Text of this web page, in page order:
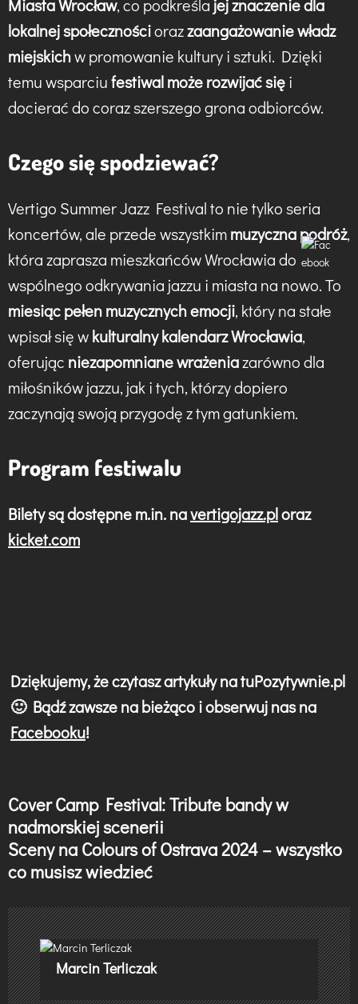
Miasta Wrocław, co podkreśla jej znaczenie dla
lokalnej społecznościorazzaangażowanie władz
miejskichw promowanie kultury i sztuki. Dzięki
temu wsparciufestiwal może rozwijać sięi
docierać do coraz szerszego grona odbiorców.
Czego się spodziewać?
Vertigo Summer Jazz Festival to nie tylko seria
koncertów, ale przede wszystkimmuzyczna podróż,
która zaprasza mieszkańców Wrocławia do
wspólnego odkrywania jazzu i miasta na nowo. To
miesiąc pełen muzycznych emocji, który na stałe
wpisał się wkulturalny kalendarz Wrocławia,
oferując niezapomniane wrażeniazarówno dla
miłośników jazzu, jak i tych, którzy dopiero
zaczynają swoją przygodę z tym gatunkiem.
Program festiwalu
Bilety są dostępne m.in. navertigojazz.ploraz
kicket.com
Dziękujemy, że czytasz artykuły na tuPozytywnie.pl
🙂 Bądź zawsze na bieżąco i obserwuj nas na
Facebooku!
N
a
w
g
a
c
Cover Camp Festival: Tribute bandy w
nadmorskiej scenerii
Sceny na Colours of Ostrava 2024 – wszystko
co musisz wiedzieć
Marcin Terliczak